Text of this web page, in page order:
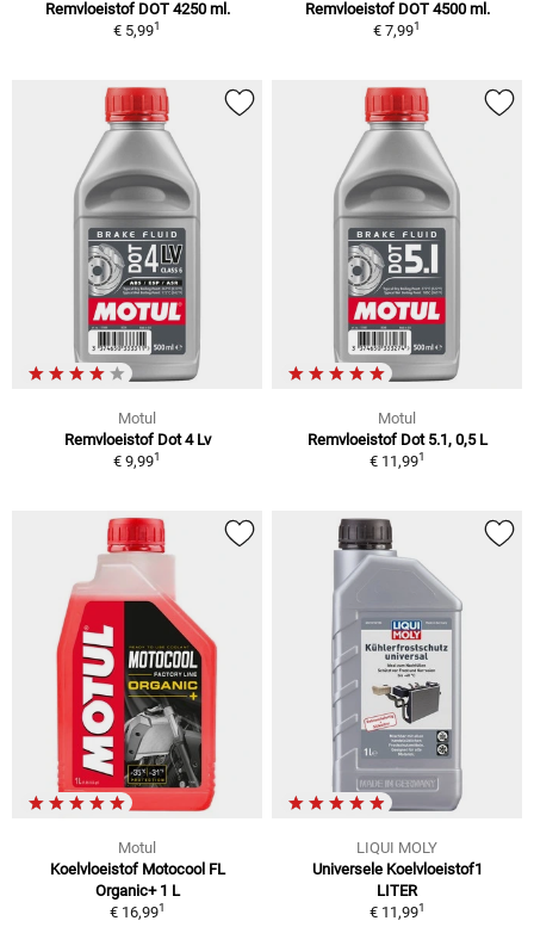
Remvloeistof DOT 4250 ml.
€ 5,991
Remvloeistof DOT 4500 ml.
€ 7,991
Motul
Remvloeistof Dot 4 Lv
€ 9,991
Motul
Remvloeistof Dot 5.1, 0,5 L
€ 11,991
Motul
Koelvloeistof Motocool FL
Organic+ 1 L
€ 16,991
LIQUI MOLY
Universele Koelvloeistof1
LITER
€ 11,991